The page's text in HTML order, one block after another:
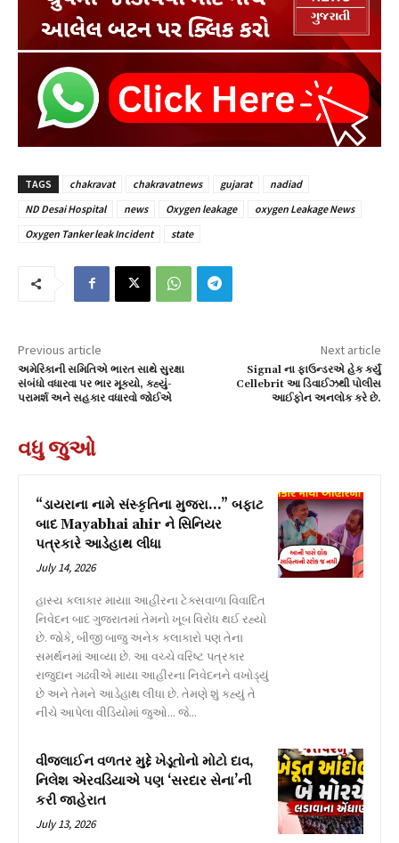
TAGS chakravat chakravatnews gujarat
nadiad
ND Desai Hospital
news Oxygen leakage
oxygen Leakage News
Oxygen Tanker leak Incident
state
Previous article
અમેરિકાની સમિતિએ ભારત સાથે સુરક્ષા
સંબંધો વધારવા પર ભાર મૂક્યો, કહ્યું-
પરામર્શ અને સહકાર વધારવો જોઈએ
Next article
Signal ના ફાઉન્ડરએ હેક કર્યું
Cellebrit આ ડિવાઈઝથી પોલીસ
આઈફોન અનલોક કરે છે.
વધુ જુઓ
“ડાયરાના નામે સંસ્કૃતિના મુજરા…” બફાટ
બાદ Mayabhai ahir ને સિનિયર
પત્રકારે આડેહાથ લીધા
July 14, 2026
હાસ્ય કલાકાર માયાા આહીરના ટેક્સવાળા વિવાદિત
નિવેદન બાદ ગુજરાતમાં તેમનો ખૂબ વિરોધ થઈ રહ્યો
છે. જોકે, બીજી બાજુ અનેક કલાકારો પણ તેના
સમર્થનમાં આવ્યા છે. આ વચ્ચે વરિષ્ટ પત્રકાર
રાજુદાન ગઢવીએ માયા આહીરના નિવેદનને વખોડ્યું
છે અને તેમને આડેહાથ લીધા છે. તેમણે શું કહ્યું તે
નીચે આપેલા વીડિયોમાં જુઓ... જે...
વીજલાઈન વળતર મુદ્દે ખેડૂતોનો મોટો દાવ,
નિલેશ એરવડિયાએ પણ ‘સરદાર સેના’ની
કરી જાહેરાત
July 13, 2026